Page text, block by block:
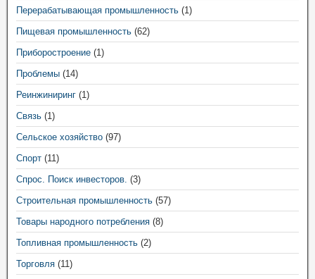
Перерабатывающая промышленность (1)
Пищевая промышленность (62)
Приборостроение (1)
Проблемы (14)
Реинжиниринг (1)
Связь (1)
Сельское хозяйство (97)
Спорт (11)
Спрос. Поиск инвесторов. (3)
Строительная промышленность (57)
Товары народного потребления (8)
Топливная промышленность (2)
Торговля (11)